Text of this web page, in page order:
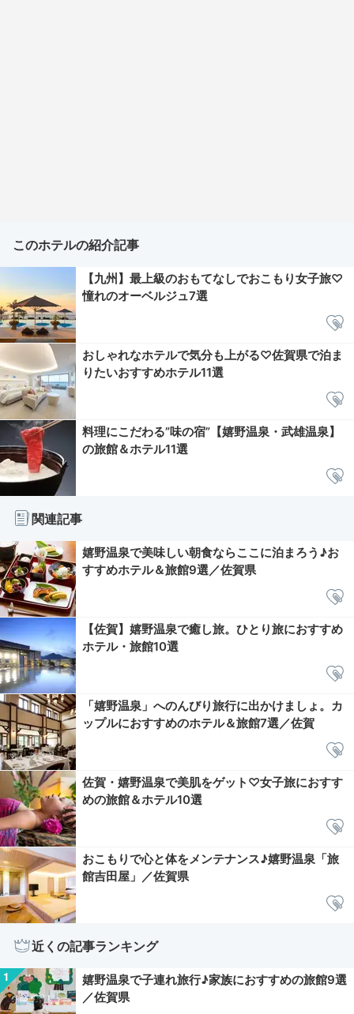
このホテルの紹介記事
【九州】最上級のおもてなしでおこもり女子旅♡
憧れのオーベルジュ7選
おしゃれなホテルで気分も上がる♡佐賀県で泊ま
りたいおすすめホテル11選
料理にこだわる”味の宿”【嬉野温泉・武雄温泉】
の旅館＆ホテル11選
関連記事
嬉野温泉で美味しい朝食ならここに泊まろう♪お
すすめホテル＆旅館9選／佐賀県
【佐賀】嬉野温泉で癒し旅。ひとり旅におすすめ
ホテル・旅館10選
「嬉野温泉」へのんびり旅行に出かけましょ。カ
ップルにおすすめのホテル＆旅館7選／佐賀
佐賀・嬉野温泉で美肌をゲット♡女子旅におすす
めの旅館＆ホテル10選
おこもりで心と体をメンテナンス♪嬉野温泉「旅
館吉田屋」／佐賀県
近くの記事ランキング
嬉野温泉で子連れ旅行♪家族におすすめの旅館9選
／佐賀県